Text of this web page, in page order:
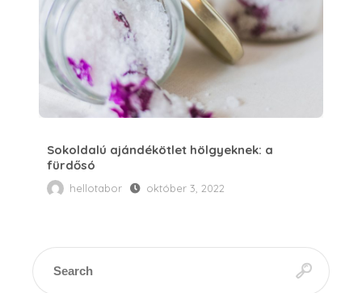
Sokoldalú ajándékötlet hölgyeknek: a
fürdősó
hellotabor október 3, 2022